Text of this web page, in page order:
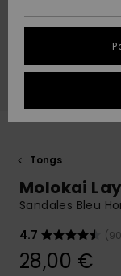
AIDE &
CONTACT
COLLECTION
CARTE
CADEAU
LISTE DE
SOUHAITS
Tongs
Molokai
Sandales Bleu
4.7
28,00 €